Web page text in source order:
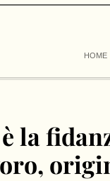
HOME
la